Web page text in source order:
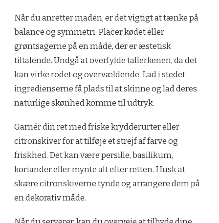
Når du anretter maden, er det vigtigt at tænke på
balance og symmetri. Placer kødet eller
grøntsagerne på en måde, der er æstetisk
tiltalende. Undgå at overfylde tallerkenen, da det
kan virke rodet og overvældende. Lad i stedet
ingredienserne få plads til at skinne og lad deres
naturlige skønhed komme til udtryk.
Garnér din ret med friske krydderurter eller
citronskiver for at tilføje et strejf af farve og
friskhed. Det kan være persille, basilikum,
koriander eller mynte alt efter retten. Husk at
skære citronskiverne tynde og arrangere dem på
en dekorativ måde.